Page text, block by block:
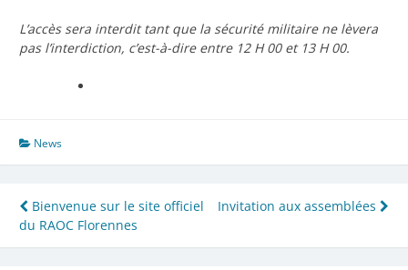
L’accès sera interdit tant que la sécurité militaire ne lèvera
pas l’interdiction, c’est-à-dire entre 12 H 00 et 13 H 00.
News
Navigation
de
Bienvenue sur le site officiel
du RAOC Florennes
Invitation aux assemblées